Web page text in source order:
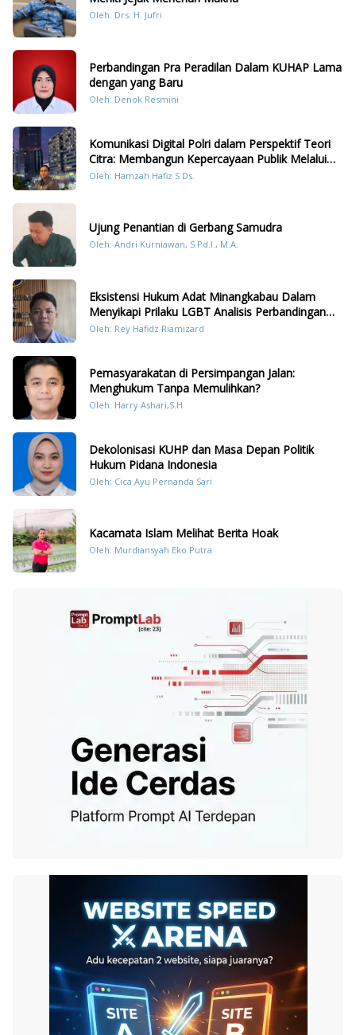
Oleh: Drs. H. Jufri
Perbandingan Pra Peradilan Dalam KUHAP Lama
dengan yang Baru
Oleh: Denok Resmini
Komunikasi Digital Polri dalam Perspektif Teori
Citra: Membangun Kepercayaan Publik Melalui
Konten Humanis Kesiapsiagaan Bencana di
Oleh: Hamzah Hafiz S.Ds.
Ujung Penantian di Gerbang Samudra
Oleh: Andri Kurniawan, S.Pd.I., M.A.
Eksistensi Hukum Adat Minangkabau Dalam
Menyikapi Prilaku LGBT Analisis Perbandingan
Dengan Hukum Pidana
Oleh: Rey Hafidz Riamizard
Pemasyarakatan di Persimpangan Jalan:
Menghukum Tanpa Memulihkan?
Oleh: Harry Ashari,S.H.
Dekolonisasi KUHP dan Masa Depan Politik
Hukum Pidana Indonesia
Oleh: Cica Ayu Pernanda Sari
Kacamata Islam Melihat Berita Hoak
Oleh: Murdiansyah Eko Putra